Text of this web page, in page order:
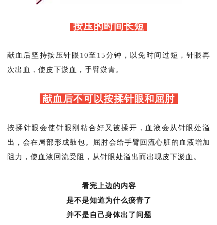
按压的时间长短
献血后坚持按压针眼10至15分钟，以免时间过短，针眼再
次出血，使皮下淤血，手臂淤青。
献血后不可以按揉针眼和屈肘
按揉针眼会使针眼刚粘合好又被揉开，血液会从针眼处溢
出，会在局部形成鼓包。屈肘会给手臂回流心脏的血液增加
阻力，使血液回流受阻，从针眼处溢出而出现皮下淤血。
看完上边的内容
是不是知道为什么瘀青了
并不是自己身体出了问题